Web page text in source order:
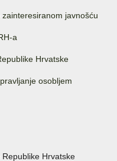
javnošću
a
Hrvatske
osobljem
Hrvatske